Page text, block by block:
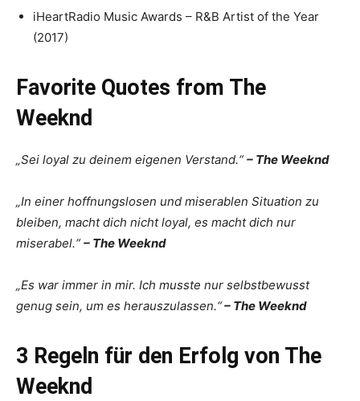
iHeartRadio Music Awards – R&B Artist of the Year
(2017)
Favorite Quotes from The
Weeknd
„Sei loyal zu deinem eigenen Verstand.“– The Weeknd
„In einer hoffnungslosen und miserablen Situation zu
bleiben, macht dich nicht loyal, es macht dich nur
miserabel.“– The Weeknd
„Es war immer in mir. Ich musste nur selbstbewusst
genug sein, um es herauszulassen.“– The Weeknd
3 Regeln für den Erfolg von The
Weeknd